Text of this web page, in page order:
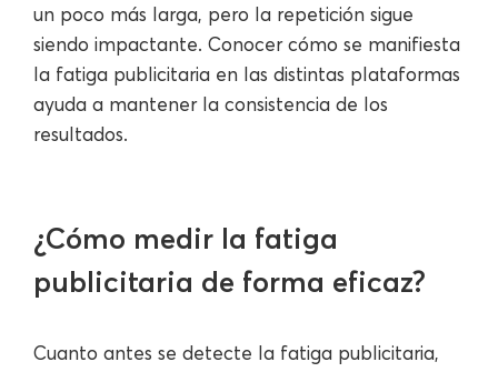
un poco más larga, pero la repetición sigue
siendo impactante. Conocer cómo se manifiesta
la fatiga publicitaria en las distintas plataformas
ayuda a mantener la consistencia de los
resultados.
¿Cómo medir la fatiga
publicitaria de forma eficaz?
Cuanto antes se detecte la fatiga publicitaria,